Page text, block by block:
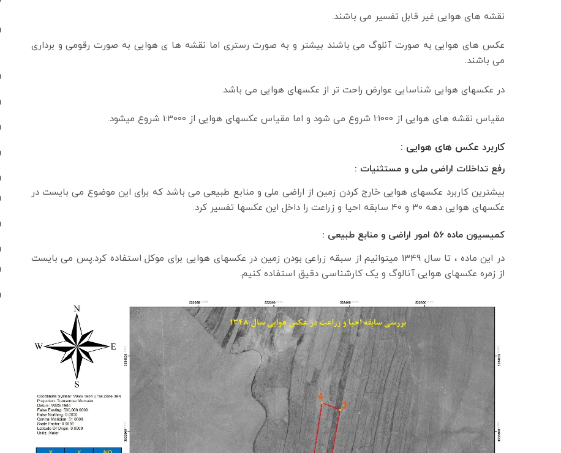
نقشه های هوایی غیر قابل تفسیر می باشند.
عکس های هوایی به صورت آنلوگ می باشند بیشتر و به صورت رستری اما نقشه ها ی هوایی به صورت رقومی و برداری
می باشند.
در عکسهای هوایی شناسایی عوارض راحت تر از عکسهای هوایی می باشد.
مقیاس نقشه های هوایی از 1:1000 شروع می شود و اما مقیاس عکسهای هوایی از 1:3000 شروع میشود.
کاربرد عکس های هوایی :
رفع تداخلات اراضی ملی و مستثنیات :
بیشترین کاربرد عکسهای هوایی خارج کردن زمین از اراضی ملی و منابع طبیعی می باشد که برای این موضوع می بایست در
عکسهای هوایی دهه 30 و 40 سابقه احیا و زراعت را داخل این عکسها تفسیر کرد.
کمیسیون ماده 56 امور اراضی و منابع طبیعی :
در این ماده ، تا سال 1349 میتوانیم از سبقه زراعی بودن زمین در عکسهای هوایی برای موکل استفاده کرد.پس می بایست
از زمره عکسهای هوایی آنالوگ و یک کارشناسی دقیق استفاده کنیم.